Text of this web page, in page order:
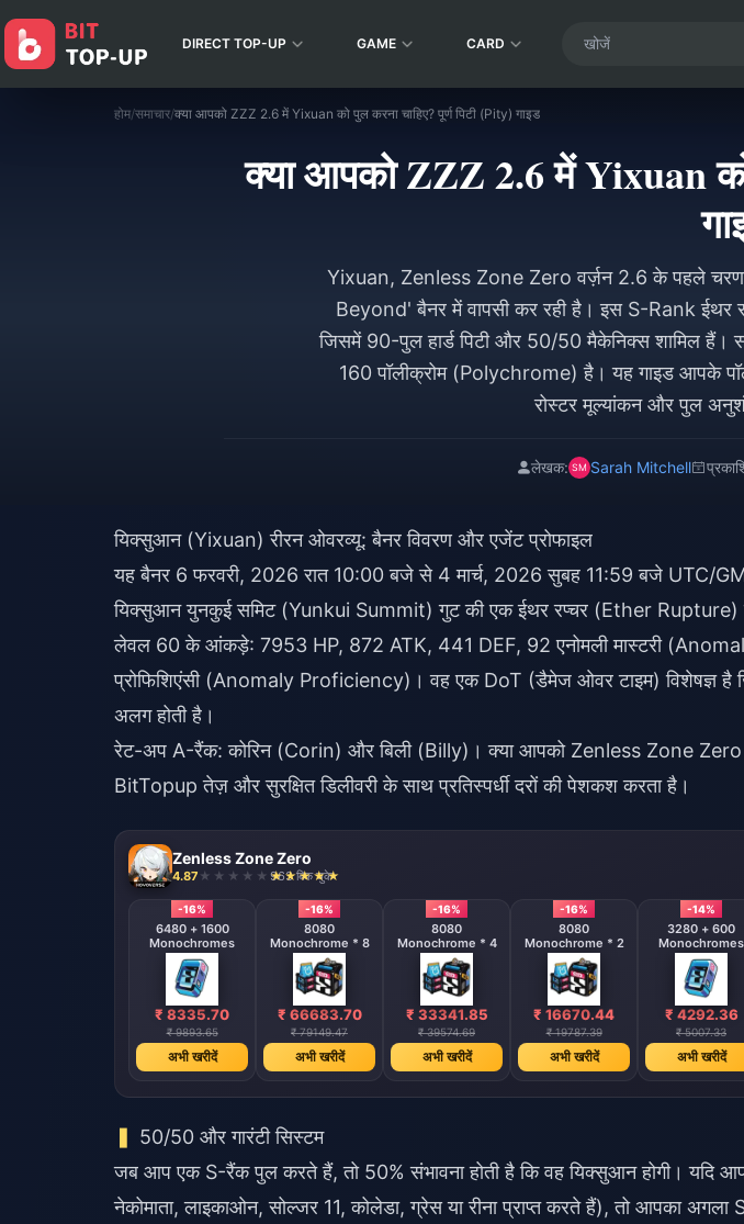
DIRECT TOP-UP GAME CARD
होम/समाचार/क्या आपको ZZZ 2.6 में Yixuan को पुल करना चाहिए? पूर्ण पिटी (Pity) गाइड
क्या आपको ZZZ 2.6 में Yixuan को
Yixuan, Zenless Zone Zero वर्ज़न 2.6 के पहले
Beyond' बैनर में वापसी कर रही है। इस S-Rank
जिसमें 90-पुल हार्ड पिटी और 50/50 मैकेनिक्स शामिल हैं।
160 पॉलीक्रोम (Polychrome) है। यह गाइड आपके
रोस्टर मूल्यांकन और पुल
लेखक: Sarah Mitchell
यिक्सुआन (Yixuan) रीरन ओवरव्यू: बैनर विवरण और एजेंट प्रोफाइल
यह बैनर 6 फरवरी, 2026 रात 10:00 बजे से 4 मार्च, 2026 सुबह 11:59 बजे UTC/
यिक्सुआन युनकुई समिट (Yunkui Summit) गुट की एक ईथर रप्चर (Ether Rupture)
लेवल 60 के आंकड़े: 7953 HP, 872 ATK, 441 DEF, 92 एनोमली मास्टरी
प्रोफिशिएंसी (Anomaly Proficiency)। वह एक DoT (डैमेज ओवर टाइम) विशेषज्ञ है
अलग होती है।
रेट-अप A-रैंक: कोरिन (Corin) और बिली (Billy)। क्या आपको Zenless Zone Zero
BitTopup तेज़ और सुरक्षित डिलीवरी के साथ प्रतिस्पर्धी दरों की पेशकश करता है।
Zenless Zone Zero
4.87 963 बिक चुके
-16%
6480 + 1600
Monochromes
₹ 8335.70
₹ 9893.65
अभी खरीदें
-16%
8080
Monochrome * 8
₹ 66683.70
₹ 79149.47
अभी खरीदें
-16%
8080
Monochrome * 4
₹ 33341.85
₹ 39574.69
अभी खरीदें
-16%
8080
Monochrome * 2
₹ 16670.44
₹ 19787.39
अभी खरीदें
-14%
3280 + 600
Monochromes
₹ 4292.36
₹ 5007.33
अभी खरीदें
50/50 और गारंटी सिस्टम
जब आप एक S-रैंक पुल करते हैं, तो 50% संभावना होती है कि वह यिक्सुआन होगी। यदि
नेकोमाता, लाइकाओन, सोल्जर 11, कोलेडा, ग्रेस या रीना प्राप्त करते हैं), तो आपका